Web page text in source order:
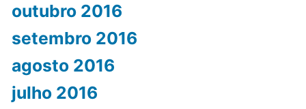
outubro 2016
setembro 2016
agosto 2016
julho 2016